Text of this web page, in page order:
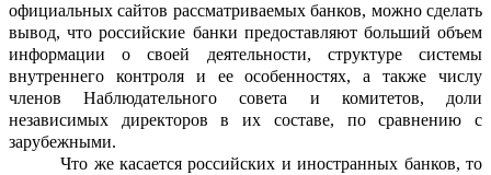
официальных сайтов рассматриваемых банков, можно сделать
вывод, что российские банки предоставляют больший объем
информации о своей деятельности, структуре системы
внутреннего контроля и ее особенностях, а также числу
членов Наблюдательного совета и комитетов, доли
независимых директоров в их составе, по сравнению с
зарубежными.
Что же касается российских и иностранных банков, то